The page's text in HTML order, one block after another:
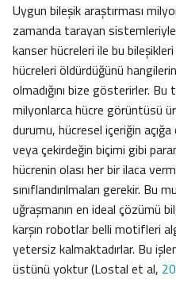
Uygun bileşik araştırması
zamanda tarayan
kanser hücreleri ile bu
hücreleri öldürdüğünü
olmadığını bize gösterirler.
milyonlarca hücre görüntüsü
durumu, hücresel içeriğin açığa
veya çekirdeğin biçimi gibi
hücrenin olası her bir ilaca
sınıflandırılmaları gerekir. Bu
uğraşmanın en ideal çözümü
karşın robotlar belli motifleri
yetersiz kalmaktadırlar. Bu
üstünü yoktur (Lostal et al,